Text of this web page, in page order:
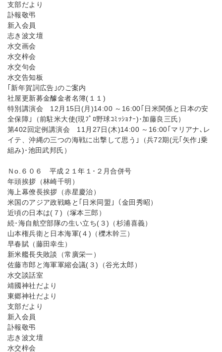
支部だより
訃報敬弔
新入会員
志き波文壇
水交画会
水交梓会
水交句会
水交告知板
｢新年賀詞広告｣のご案内
社屋更新募金醵金者名簿(１１)
特別講演会 12月15日(月)14:00 ～16:00｢日米関係と日本の安
全保障｣（前駐米大使(現ﾌﾟﾛ野球ｺﾐｯｼｮﾅｰ)･加藤良三氏）
第402回定例講演会 11月27日(木)14:00 ～16:00｢マリアナ､レ
イテ、沖縄の三つの海戦に出撃して思う｣（兵72期(元｢矢作｣乗
組み)･池田武邦氏）
Ｎo.６０６ 平成２１年１･２月合併号
年頭挨拶（林崎千明）
海上幕僚長挨拶（赤星慶治）
米国のアジア政戦略と｢日米同盟｣（金田秀昭）
近頃の日本は(７)（塚本三郎）
続･海自航空部隊の生い立ち(３)（杉浦喜義）
山本権兵衛と日本海軍(４)（櫟木幹三）
早春賦（藤田幸生）
新米艦長失敗談（常廣栄一）
佐藤市郎と海軍軍縮会議(３)（谷光太郎）
水交談話室
靖國神社だより
東郷神社だより
支部だより
新入会員
訃報敬弔
志き波文壇
水交梓会